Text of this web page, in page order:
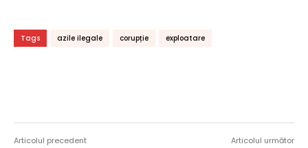
Tags azile ilegale corupție exploatare
Articolul precedent Articolul următor